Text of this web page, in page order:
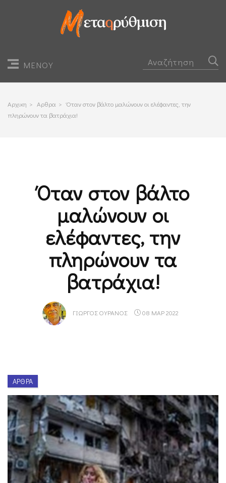
ΜΕΝΟΥ
Αρχικη > Αρθρα > Όταν στον βάλτο μαλώνουν οι ελέφαντες, την
πληρώνουν τα βατράχια!
Όταν στον βάλτο
μαλώνουν οι
ελέφαντες, την
πληρώνουν τα
βατράχια!
ΓΙΏΡΓΟΣ ΟΥΡΑΝΌΣ 08 ΜΑΡ 2022
ΆΡΘΡΑ